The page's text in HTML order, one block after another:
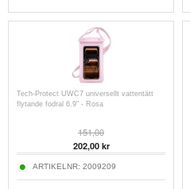
Tech-Protect UWC7 universellt vattentätt
flytande fodral 6.9" - Rosa
151,00
202,00kr
ARTIKELNR: 2009209